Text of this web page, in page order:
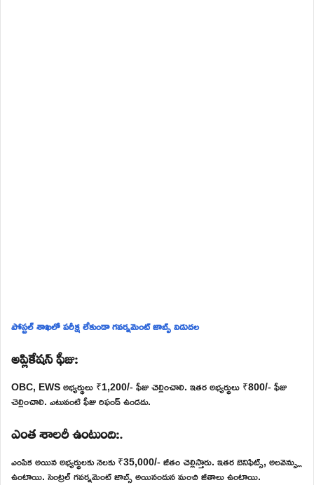
పోస్టల్ శాఖలో పరీక్ష లేకుండా గవర్నమెంట్ జాబ్స్ విడుదల
అప్లికేషన్ ఫీజు:
OBC, EWS అభ్యర్థులు ₹1,200/- ఫీజు చెల్లించాలి. ఇతర అభ్యర్థులు ₹800/- ఫీజు
చెల్లించాలి. ఎటువంటి ఫీజు రిఫండ్ ఉండదు.
ఎంత శాలరీ ఉంటుంది:.
ఎంపిక అయిన అభ్యర్థులకు నెలకు ₹35,000/- జీతం చెల్లిస్తారు. ఇతర బెనిఫిట్స్, అలవెన్స్లు
ఉంటాయి. సెంట్రల్ గవర్నమెంట్ జాబ్స్ అయినందున మంచి జీతాలు ఉంటాయి.